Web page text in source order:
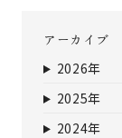
アーカイブ
2026年
2025年
2024年